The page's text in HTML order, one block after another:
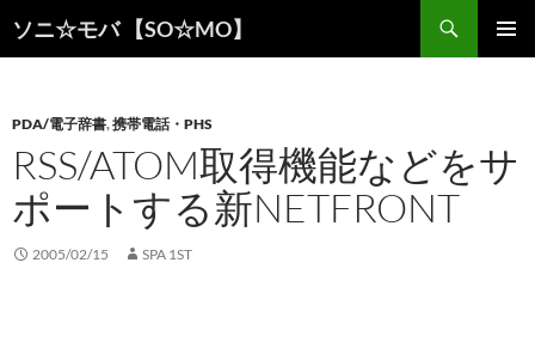
ソニ☆モバ 【SO☆MO】
索
ン
ツ
へ
ス
キ
ッ
PDA/電子辞書,携帯電話・PHS
RSS/ATOM取得機能などをサ
ポートする新NETFRONT
2005/02/15 SPA 1ST